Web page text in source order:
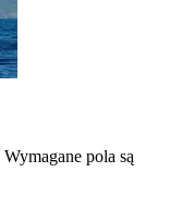
Wymagane pola są